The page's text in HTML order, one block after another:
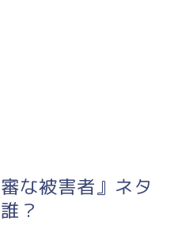
な被害者』ネタ
？